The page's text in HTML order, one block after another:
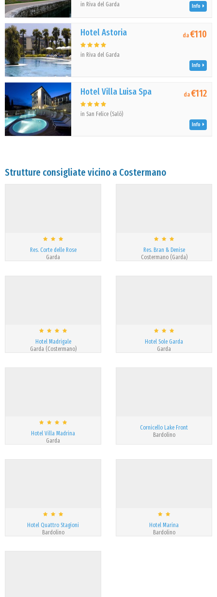
in Riva del Garda Info
Hotel Astoria
in Riva del Garda
da€110
Info
Hotel Villa Luisa Spa
in San Felice (Salò)
da€112
Info
Strutture consigliate vicino a Costermano
Res. Corte delle Rose
Garda
Res. Bran & Denise
Costermano (Garda)
Hotel Madrigale
Garda (Costermano)
Hotel Sole Garda
Garda
Hotel Villa Madrina
Garda
Cornicello Lake Front
Bardolino
Hotel Quattro Stagioni
Bardolino
Hotel Marina
Bardolino